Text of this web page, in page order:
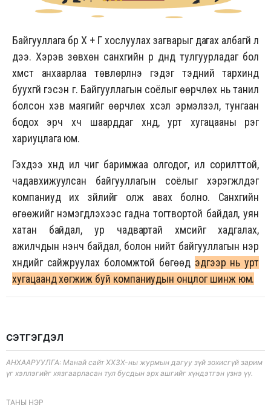
Байгууллага бүр Х + Г хослуулах загварыг дагах албагүй л
дээ. Хэрэв зөвхөн санхүүгийн үр дүнд тулгуурладаг бол
хүмүүст анхаарлаа төвлөрүүлнэ гэдэг тэдний тархинд
буухгүй гэсэн үг. Байгууллагын соёлыг өөрчлөх нь танил
болсон хэв маягийг өөрчлөх хүсэл эрмэлзэл, тунгаан
бодох эрч хүч шаарддаг хүнд, урт хугацааны үүрэг
хариуцлага юм.
Гэхдээ хүнд илүү чиг баримжаа олгодог, илүү сорилттой,
чадавхижуулсан байгууллагын соёлыг хэрэгжүүлдэг
компаниуд их зүйлийг олж авах болно. Санхүүгийн
өгөөжийг нэмэгдүүлэхээс гадна тогтвортой байдал, уян
хатан байдал, ур чадвартай хүмүүсийг хадгалах,
ажилчдын үнэнч байдал, болон нийт байгууллагын нэр
хүндийг сайжруулах боломжтой бөгөөд эдгээр нь урт
хугацаанд хөгжиж буй компаниудын онцлог шинж юм.
СЭТГЭГДЭЛ
АНХААРУУЛГА: Манай сайт ХХЗХ-ны журмын дагуу зүй зохисгүй зарим
үг хэллэгийг хязгаарласан тул бусдын эрх ашгийг хүндэтгэн үзнэ үү.
ТАНЫ НЭР